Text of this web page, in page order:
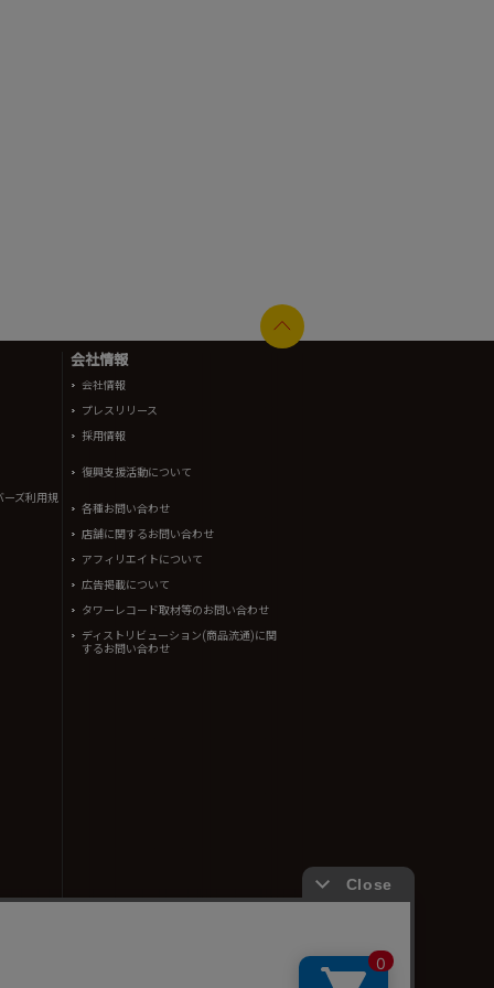
ーズ利用規
会社情報
会社情報
プレスリリース
採用情報
復興支援活動について
各種お問い合わせ
店舗に関するお問い合わせ
アフィリエイトについて
広告掲載について
タワーレコード取材等のお問い合わせ
ディストリビューション(商品流通)に関
するお問い合わせ